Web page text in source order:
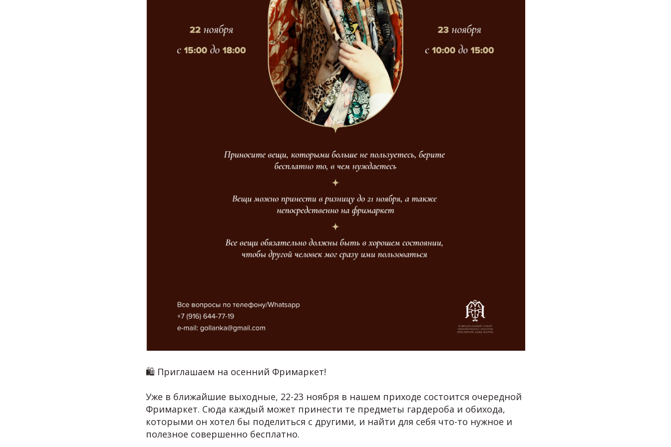
🛍 Приглашаем на осенний Фримаркет!
Уже в ближайшие выходные, 22-23 ноября в нашем приходе состоится очередной
Фримаркет. Сюда каждый может принести те предметы гардероба и обихода,
которыми он хотел бы поделиться с другими, и найти для себя что-то нужное и
полезное совершенно бесплатно.